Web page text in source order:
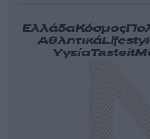
ΕλλάδαΚόσμος
Αθλητικά
ΥγείαTasteit